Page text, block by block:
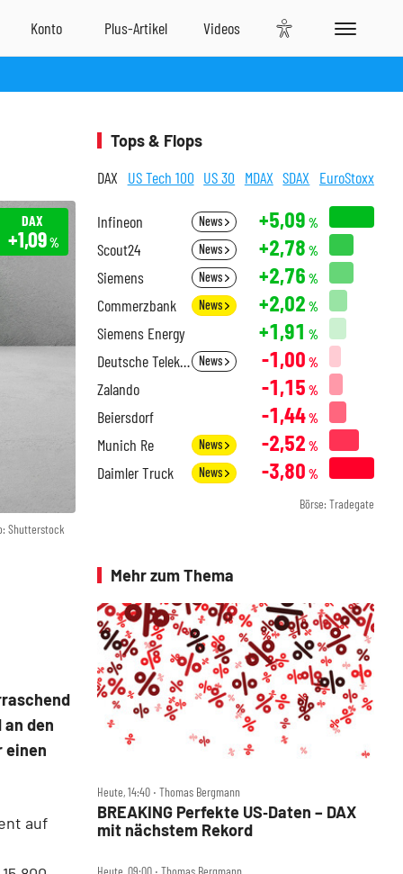
Shutterstock
DAX
+1,09%
den
einen
auf
Tops & Flops
DAX US Tech 100 US 30 MDAX SDAX EuroStoxx
Infineon News +5,09 %
Scout24 News +2,78 %
Siemens News +2,76 %
Commerzbank News +2,02 %
Siemens Energy +1,91 %
Deutsche Telekom News -1,00 %
Zalando -1,15 %
Beiersdorf -1,44%
Munich Re News -2,52 %
Daimler Truck News -3,80 %
Börse: Tradegate
Mehr zum Thema
Heute, 14:40 ‧ Thomas Bergmann
BREAKING Perfekte US‑Daten – DAX
mit nächstem Rekord
Heute, 09:00 ‧ Thomas Bergmann